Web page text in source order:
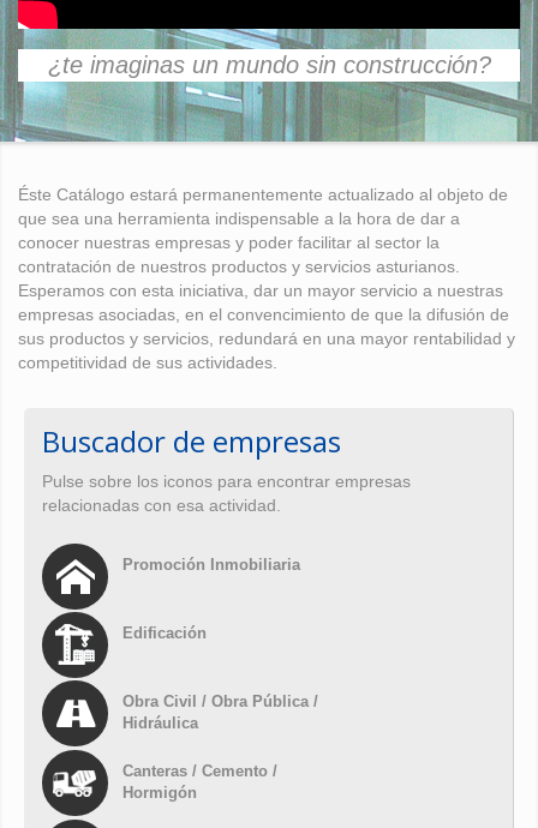
¿te imaginas un mundo sin construcción?
Éste Catálogo estará permanentemente actualizado al objeto de
que sea una herramienta indispensable a la hora de dar a
conocer nuestras empresas y poder facilitar al sector la
contratación de nuestros productos y servicios asturianos.
Esperamos con esta iniciativa, dar un mayor servicio a nuestras
empresas asociadas, en el convencimiento de que la difusión de
sus productos y servicios, redundará en una mayor rentabilidad y
competitividad de sus actividades.
Buscador de empresas
Pulse sobre los iconos para encontrar empresas
relacionadas con esa actividad.
Promoción Inmobiliaria
Edificación
Obra Civil / Obra Pública /
Hidráulica
Canteras / Cemento /
Hormigón